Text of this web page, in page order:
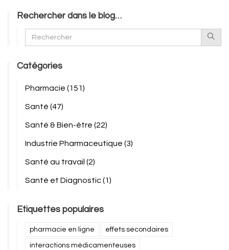
Rechercher dans le blog…
Catégories
Pharmacie (151)
Santé (47)
Santé & Bien-être (22)
Industrie Pharmaceutique (3)
Santé au travail (2)
Santé et Diagnostic(1)
Etiquettes populaires
pharmacie en ligne effets secondaires
interactions médicamenteuses